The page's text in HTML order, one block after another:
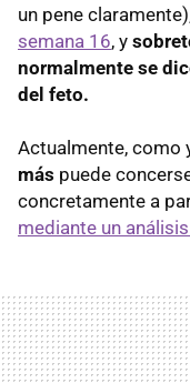
un pene
semana 16, y
normalmente se
del feto.
Actualmente, como
más puede
concretamente a
mediante un